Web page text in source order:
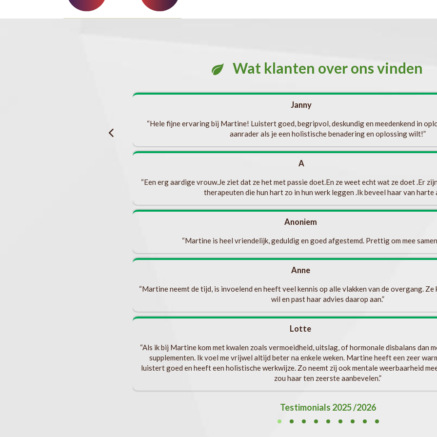
Wat klanten over ons vinden
gek en zaken werden niet meteen
Janny
“Hele fijne ervaring bij Martine! Luistert goed, begripvol, deskundig en meedenkend in
aanrader als je een holistische benadering en oplossing wilt!”
A
“Een erg aardige vrouw.Je ziet dat ze het met passie doet.En ze weet echt wat ze doet .Er
therapeuten die hun hart zo in hun werk leggen .Ik beveel haar van harte
Anoniem
“Martine is heel vriendelijk, geduldig en goed afgestemd. Prettig om mee
Anne
“Martine neemt de tijd, is invoelend en heeft veel kennis op alle vlakken van de overgang.
wil en past haar advies daarop aan.”
Lotte
“Als ik bij Martine kom met kwalen zoals vermoeidheid, uitslag, of hormonale disbalans dan
supplementen. Ik voel me vrijwel altijd beter na enkele weken. Martine heeft een zeer
luistert goed en heeft een holistische werkwijze. Zo neemt zij ook mentale weerbaarheid
zou haar ten zeerste aanbevelen.”
Testimonials 2025 /2026